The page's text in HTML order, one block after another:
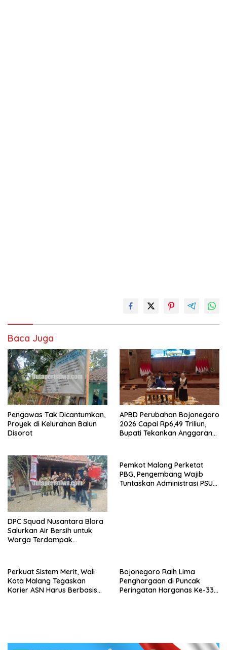
Baca Juga
Pengawas Tak Dicantumkan,
Proyek di Kelurahan Balun
Disorot
APBD Perubahan Bojonegoro
2026 Capai Rp6,49 Triliun,
Bupati Tekankan Anggaran
DPC Squad Nusantara Blora
Salurkan Air Bersih untuk
Warga Terdampak
Pemkot Malang Perketat
PBG, Pengembang Wajib
Tuntaskan Administrasi PSU
Perkuat Sistem Merit, Wali
Kota Malang Tegaskan
Karier ASN Harus Berbasis
Bojonegoro Raih Lima
Penghargaan di Puncak
Peringatan Harganas Ke-33